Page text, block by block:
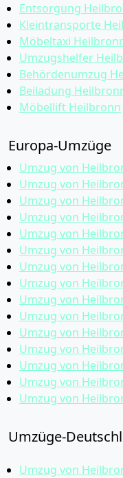
Entsorgung
Kleintransporte
Möbeltaxi
Umzugshelfer
Behördenumzug
Beiladung
Möbellift Heilbronn
Europa-Umzüge
Umzug von
Umzug von
Umzug von
Umzug von
Umzug von
Umzug von
Umzug von
Umzug von
Umzug von
Umzug von
Umzug von
Umzug von
Umzug von
Umzug von
Umzug von
Umzüge-
Umzug von